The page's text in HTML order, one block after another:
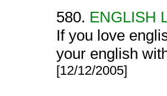
580. ENGLISH
If you love
your english
[12/12/2005]